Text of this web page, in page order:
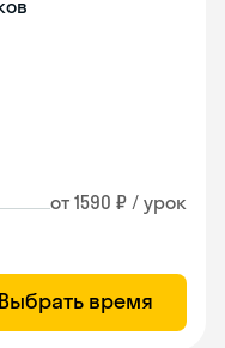
от 1590 ₽ / урок
Выбрать время